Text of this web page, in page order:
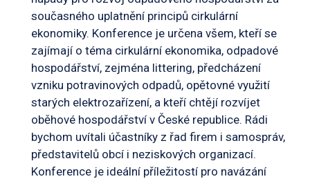
současného uplatnění principů cirkulární
ekonomiky. Konference je určena všem, kteří se
zajímají o téma cirkulární ekonomika, odpadové
hospodářství, zejména littering, předcházení
vzniku potravinových odpadů, opětovné využití
starých elektrozařízení, a kteří chtějí rozvíjet
oběhové hospodářství v České republice. Rádi
bychom uvítali účastníky z řad firem i samospráv,
představitelů obcí i neziskových organizací.
Konference je ideální příležitostí pro navázání